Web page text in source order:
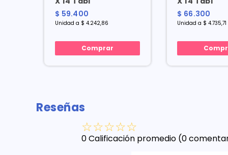
$ 59.400
Unidad a $ 4.242,86
Comprar
$ 66.300
Unidad a $ 4.735,71
Reseñas
☆☆☆☆☆
0 Calificación promedio (0